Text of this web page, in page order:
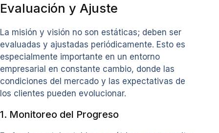
Evaluación y Ajuste
La misión y visión no son estáticas; deben ser
evaluadas y ajustadas periódicamente. Esto es
especialmente importante en un entorno
empresarial en constante cambio, donde las
condiciones del mercado y las expectativas de
los clientes pueden evolucionar.
1. Monitoreo del Progreso